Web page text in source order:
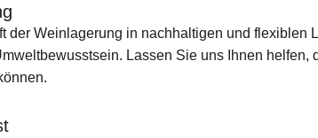
der Weinlagerung in nachhaltigen und
Lassen Sie uns Ihnen